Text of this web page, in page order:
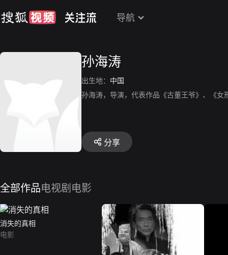
导航
孙海涛
出生地： 中国
孙海涛，导演，代表作品《古董王爷》、《女
分享
全部作品电视剧 电影
消失的真相
电影